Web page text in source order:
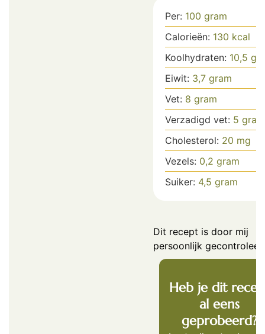
Per: 100 gram
Calorieën: 130 kcal
Koolhydraten: 10,5
Eiwit: 3,7 gram
Vet: 8 gram
Verzadigd vet: 5 gram
Cholesterol: 20 mg
Vezels: 0,2 gram
Suiker: 4,5 gram
Dit recept is door mij
persoonlijk
Heb je dit
al eens
geprobeerd?